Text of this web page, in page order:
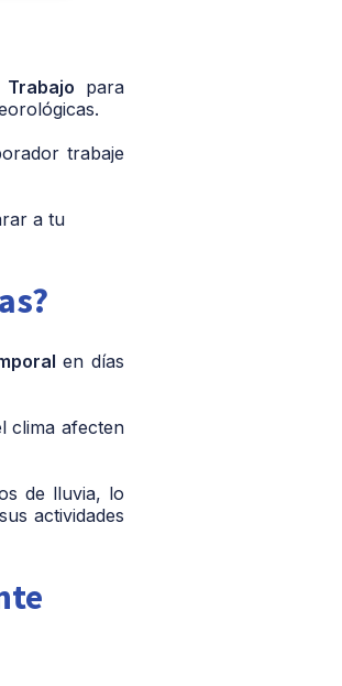
para
trabaje
a tu
en días
clima afecten
de lluvia, lo
actividades